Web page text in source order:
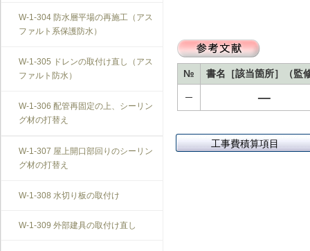
W-1-304 防水層平場の再施工（アス
ファルト系保護防水）
W-1-305 ドレンの取付け直し（アス
ファルト防水）
W-1-306 配管再固定の上、シーリン
グ材の打替え
W-1-307 屋上開口部回りのシーリン
グ材の打替え
W-1-308 水切り板の取付け
W-1-309 外部建具の取付け直し
№ 書名［該当箇所］（監
─ ─
工事費積算項目